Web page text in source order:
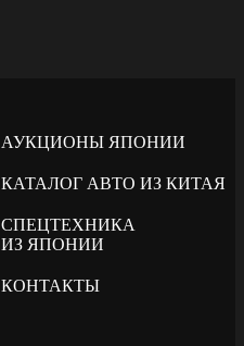
АУКЦИОНЫ ЯПОНИИ
КАТАЛОГ АВТО ИЗ КИТАЯ
СПЕЦТЕХНИКА
ИЗ ЯПОНИИ
КОНТАКТЫ